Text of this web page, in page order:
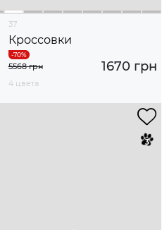
37
Кроссовки
1670 грн
5568 грн
4 цвета